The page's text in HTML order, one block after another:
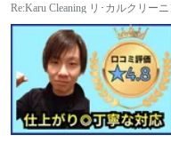
Re:Karu Cleaning リ･カルクリー